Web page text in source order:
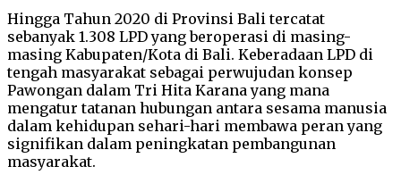
Hingga Tahun 2020 di Provinsi Bali tercatat
sebanyak 1.308 LPD yang beroperasi di masing-
masing Kabupaten/Kota di Bali. Keberadaan LPD di
tengah masyarakat sebagai perwujudan konsep
Pawongan dalam Tri Hita Karana yang mana
mengatur tatanan hubungan antara sesama manusia
dalam kehidupan sehari-hari membawa peran yang
signifikan dalam peningkatan pembangunan
masyarakat.